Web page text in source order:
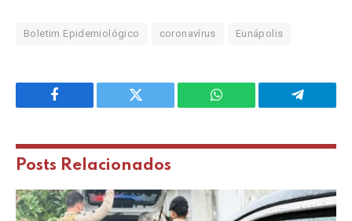
Boletim Epidemiológico coronavírus Eunápolis
Facebook Twitter WhatsApp Telegram
Posts Relacionados